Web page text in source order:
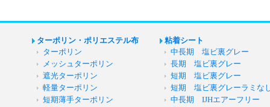
ターポリン・ポリエステル布
ターポリン
メッシュターポリン
遮光ターポリン
軽量ターポリン
短期薄手ターポリン
粘着シート
中長期 塩ビ裏グレー
長期 塩ビ裏グレー
短期 塩ビ裏グレー
短期 塩ビ裏グレーラミな
中長期 IJHエアーフリー